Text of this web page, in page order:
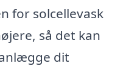
for solcellevask
så det kan
dit